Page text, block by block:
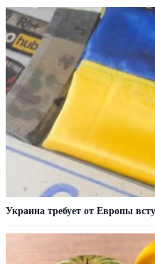
Украина требует от Европы